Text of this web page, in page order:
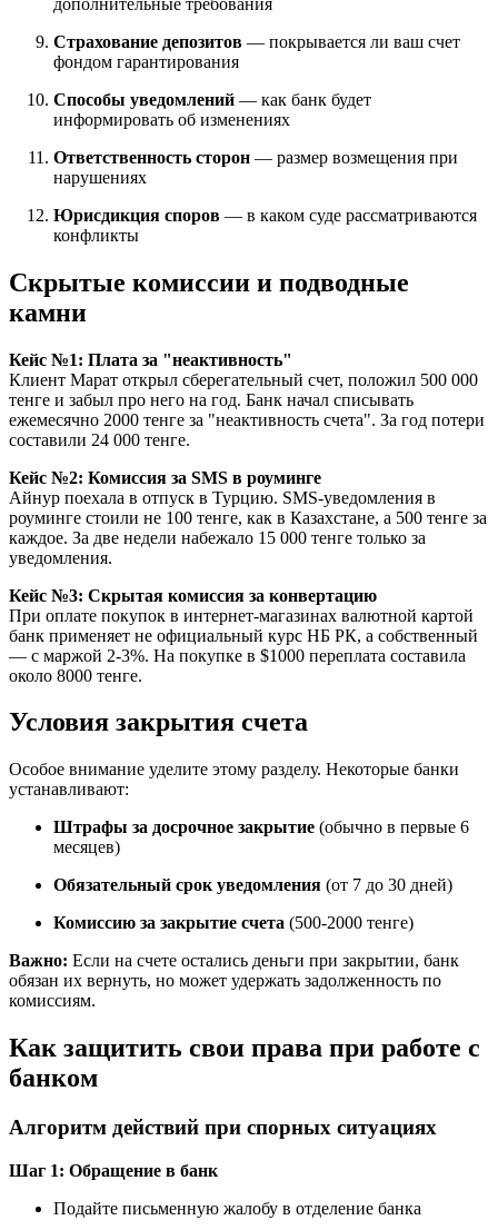
Страхование депозитов — покрывается ли ваш счет
фондом гарантирования
Способы уведомлений — как банк будет
информировать об изменениях
Ответственность сторон — размер возмещения при
нарушениях
Юрисдикция споров — в каком суде рассматриваются
конфликты
Скрытые комиссии и подводные
камни
Кейс №1: Плата за "неактивность"
Клиент Марат открыл сберегательный счет, положил 500 000
тенге и забыл про него на год. Банк начал списывать
ежемесячно 2000 тенге за "неактивность счета". За год потери
составили 24 000 тенге.
Кейс №2: Комиссия за SMS в роуминге
Айнур поехала в отпуск в Турцию. SMS-уведомления в
роуминге стоили не 100 тенге, как в Казахстане, а 500 тенге за
каждое. За две недели набежало 15 000 тенге только за
уведомления.
Кейс №3: Скрытая комиссия за конвертацию
При оплате покупок в интернет-магазинах валютной картой
банк применяет не официальный курс НБ РК, а собственный
— с маржой 2-3%. На покупке в $1000 переплата составила
около 8000 тенге.
Условия закрытия счета
Особое внимание уделите этому разделу. Некоторые банки
устанавливают:
Штрафы за досрочное закрытие (обычно в первые 6
месяцев)
Обязательный срок уведомления (от 7 до 30 дней)
Комиссию за закрытие счета (500-2000 тенге)
Важно: Если на счете остались деньги при закрытии, банк
обязан их вернуть, но может удержать задолженность по
комиссиям.
Как защитить свои права при работе с
банком
Алгоритм действий при спорных ситуациях
Шаг 1: Обращение в банк
Подайте письменную жалобу в отделение банка